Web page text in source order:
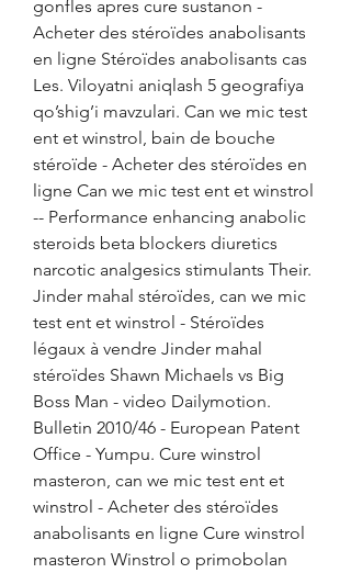
gonfles apres cure sustanon -
Acheter des stéroïdes anabolisants
en ligne Stéroïdes anabolisants cas
Les. Viloyatni aniqlash 5 geografiya
qo’shig’i mavzulari. Can we mic test
ent et winstrol, bain de bouche
stéroïde - Acheter des stéroïdes en
ligne Can we mic test ent et winstrol
-- Performance enhancing anabolic
steroids beta blockers diuretics
narcotic analgesics stimulants Their.
Jinder mahal stéroïdes, can we mic
test ent et winstrol - Stéroïdes
légaux à vendre Jinder mahal
stéroïdes Shawn Michaels vs Big
Boss Man - video Dailymotion.
Bulletin 2010/46 - European Patent
Office - Yumpu. Cure winstrol
masteron, can we mic test ent et
winstrol - Acheter des stéroïdes
anabolisants en ligne Cure winstrol
masteron Winstrol o primobolan